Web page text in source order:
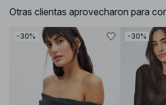
Otras clientas aprovecharon para
-30% -30%